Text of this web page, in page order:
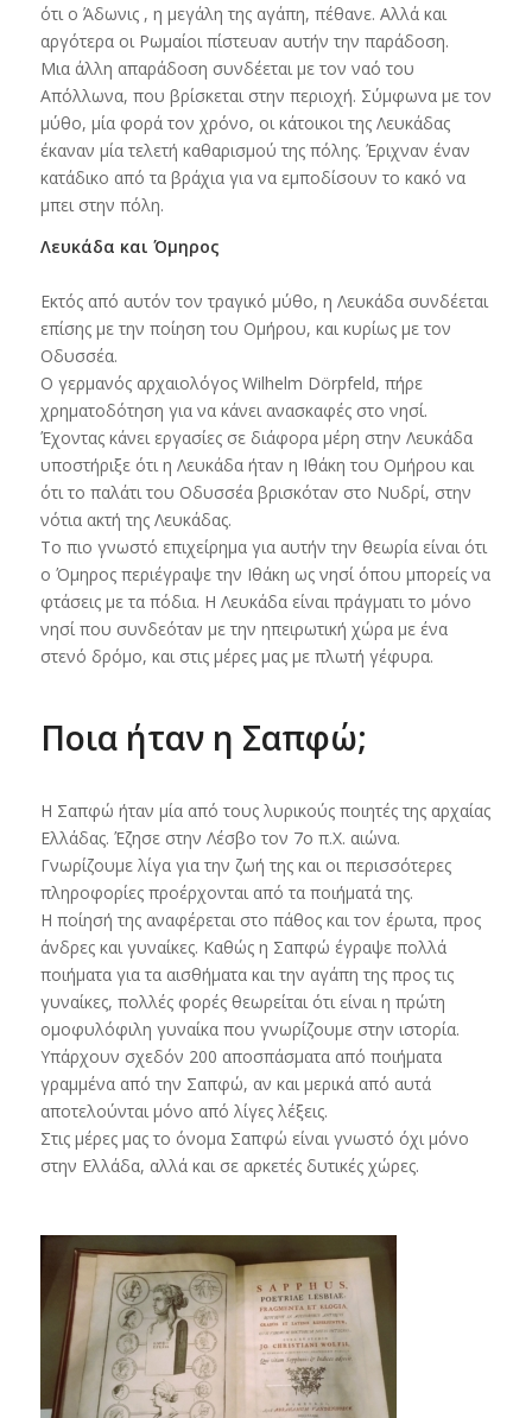
ότι ο Άδωνις , η μεγάλη της αγάπη, πέθανε. Αλλά και
αργότερα οι Ρωμαίοι πίστευαν αυτήν την παράδοση.
Μια άλλη απαράδοση συνδέεται με τον ναό του
Απόλλωνα, που βρίσκεται στην περιοχή. Σύμφωνα με τον
μύθο, μία φορά τον χρόνο, οι κάτοικοι της Λευκάδας
έκαναν μία τελετή καθαρισμού της πόλης. Έριχναν έναν
κατάδικο από τα βράχια για να εμποδίσουν το κακό να
μπει στην πόλη.
Λευκάδα και Όμηρος
Εκτός από αυτόν τον τραγικό μύθο, η Λευκάδα συνδέεται
επίσης με την ποίηση του Ομήρου, και κυρίως με τον
Οδυσσέα.
Ο γερμανός αρχαιολόγος Wilhelm Dörpfeld, πήρε
χρηματοδότηση για να κάνει ανασκαφές στο νησί.
Έχοντας κάνει εργασίες σε διάφορα μέρη στην Λευκάδα
υποστήριξε ότι η Λευκάδα ήταν η Ιθάκη του Ομήρου και
ότι το παλάτι του Οδυσσέα βρισκόταν στο Νυδρί, στην
νότια ακτή της Λευκάδας.
Το πιο γνωστό επιχείρημα για αυτήν την θεωρία είναι ότι
ο Όμηρος περιέγραψε την Ιθάκη ως νησί όπου μπορείς να
φτάσεις με τα πόδια. Η Λευκάδα είναι πράγματι το μόνο
νησί που συνδεόταν με την ηπειρωτική χώρα με ένα
στενό δρόμο, και στις μέρες μας με πλωτή γέφυρα.
Ποια ήταν η Σαπφώ;
Η Σαπφώ ήταν μία από τους λυρικούς ποιητές της αρχαίας
Ελλάδας. Έζησε στην Λέσβο τον 7ο π.Χ. αιώνα.
Γνωρίζουμε λίγα για την ζωή της και οι περισσότερες
πληροφορίες προέρχονται από τα ποιήματά της.
Η ποίησή της αναφέρεται στο πάθος και τον έρωτα, προς
άνδρες και γυναίκες. Καθώς η Σαπφώ έγραψε πολλά
ποιήματα για τα αισθήματα και την αγάπη της προς τις
γυναίκες, πολλές φορές θεωρείται ότι είναι η πρώτη
ομοφυλόφιλη γυναίκα που γνωρίζουμε στην ιστορία.
Υπάρχουν σχεδόν 200 αποσπάσματα από ποιήματα
γραμμένα από την Σαπφώ, αν και μερικά από αυτά
αποτελούνται μόνο από λίγες λέξεις.
Στις μέρες μας το όνομα Σαπφώ είναι γνωστό όχι μόνο
στην Ελλάδα, αλλά και σε αρκετές δυτικές χώρες.